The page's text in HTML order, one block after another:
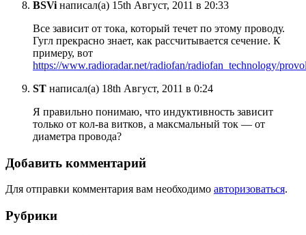
BSVi написал(а) 15th Август, 2011 в 20:33
Все зависит от тока, который течет по этому проводу.
Гугл прекрасно знает, как рассчитывается сечение. К
примеру, вот
https://www.radioradar.net/radiofan/radiofan_technology/
ST написал(а) 18th Август, 2011 в 0:24
Я правильно понимаю, что индуктивность зависит
только от кол-ва витков, а максмальный ток — от
диаметра провода?
Добавить комментарий
Для отправки комментария вам необходимо авторизоваться.
Рубрики